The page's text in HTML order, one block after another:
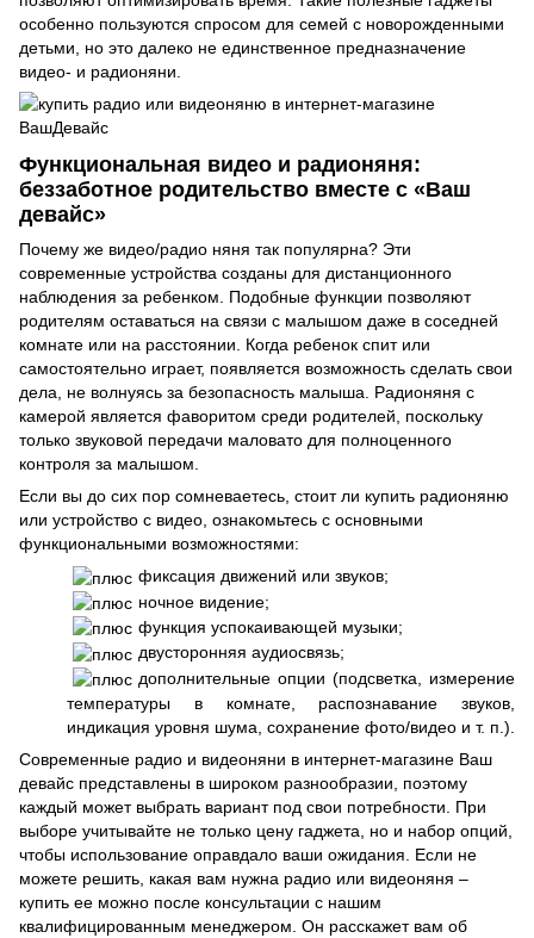
особенно пользуются спросом для семей с новорожденными
детьми, но это далеко не единственное предназначение
видео- и радионяни.
Функциональная видео и радионяня:
беззаботное родительство вместе с «Ваш
девайс»
Почему же видео/радио няня так популярна? Эти
современные устройства созданы для дистанционного
наблюдения за ребенком. Подобные функции позволяют
родителям оставаться на связи с малышом даже в соседней
комнате или на расстоянии. Когда ребенок спит или
самостоятельно играет, появляется возможность сделать свои
дела, не волнуясь за безопасность малыша. Радионяня с
камерой является фаворитом среди родителей, поскольку
только звуковой передачи маловато для полноценного
контроля за малышом.
Если вы до сих пор сомневаетесь, стоит ли купить радионяню
или устройство с видео, ознакомьтесь с основными
функциональными возможностями:
фиксация движений или звуков;
ночное видение;
функция успокаивающей музыки;
двусторонняя аудиосвязь;
дополнительные опции (подсветка, измерение
температуры в комнате, распознавание звуков,
индикация уровня шума, сохранение фото/видео и т. п.).
Современные радио и видеоняни в интернет-магазине Ваш
девайс представлены в широком разнообразии, поэтому
каждый может выбрать вариант под свои потребности. При
выборе учитывайте не только цену гаджета, но и набор опций,
чтобы использование оправдало ваши ожидания. Если не
можете решить, какая вам нужна радио или видеоняня –
купить ее можно после консультации с нашим
квалифицированным менеджером. Он расскажет вам об